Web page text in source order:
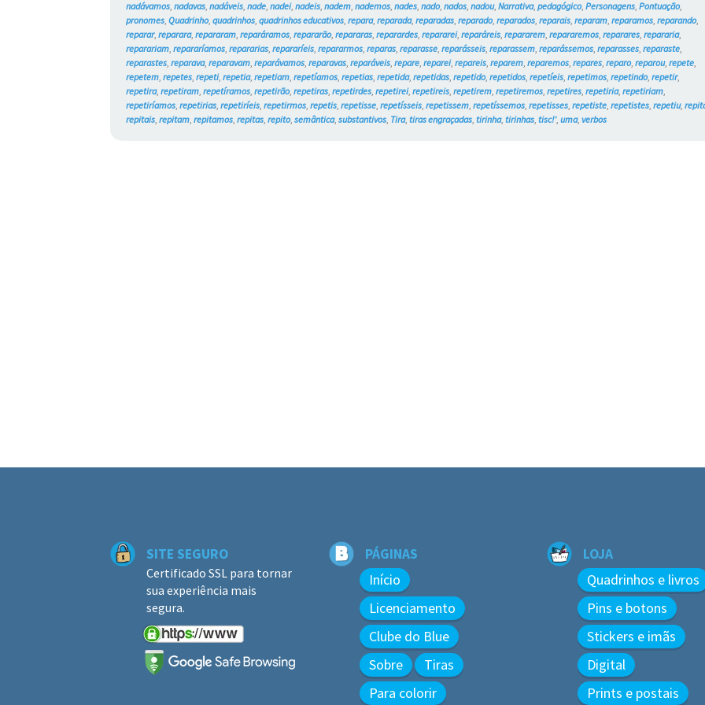
nadávamos ,nadavas ,nadáveis ,nade ,nadei,nadeis ,nadem ,nademos ,nades ,nado,nados ,nadou,Narrativa,pedagógico,Personagens ,Pontuação,
pronomes ,Quadrinho,quadrinhos ,quadrinhos educativos ,repara,reparada,reparadas ,reparado,reparados ,reparais ,reparam ,reparamos ,reparando,
reparar,reparara,repararam ,reparáramos ,repararão,repararas ,reparardes ,repararei,reparáreis ,repararem ,repararemos ,reparares ,repararia,
reparariam ,repararíamos ,repararias ,repararíeis ,repararmos ,reparas ,reparasse ,reparásseis ,reparassem ,reparássemos ,reparasses ,reparaste
reparastes ,reparava,reparavam ,reparávamos ,reparavas ,reparáveis ,repare ,reparei,repareis ,reparem ,reparemos ,repares ,reparo,reparou,repete
repetem ,repetes ,repeti,repetia,repetiam ,repetíamos ,repetias ,repetida,repetidas ,repetido,repetidos ,repetíeis ,repetimos ,repetindo,repetir,
repetira,repetiram ,repetíramos ,repetirão,repetiras ,repetirdes ,repetirei,repetireis ,repetirem ,repetiremos ,repetires ,repetiria,repetiriam
repetiríamos ,repetirias ,repetiríeis ,repetirmos ,repetis ,repetisse ,repetísseis ,repetissem ,repetíssemos ,repetisses ,repetiste ,repetistes ,repetiu,
repitais ,repitam ,repitamos ,repitas ,repito,semântica,substantivos Tira,tiras engraçadas ,tirinha,tirinhas ,tisc!’,uma,verbos
SITE SEGURO
Certificado SSL para tornar
sua experiência mais
segura.
PÁGINAS
Início
Licenciamento
Clube do Blue
Sobre
Tiras
Para colorir
LOJA
Quadrinhos e livros
Pins e botons
Stickers e imãs
Digital
Prints e postais